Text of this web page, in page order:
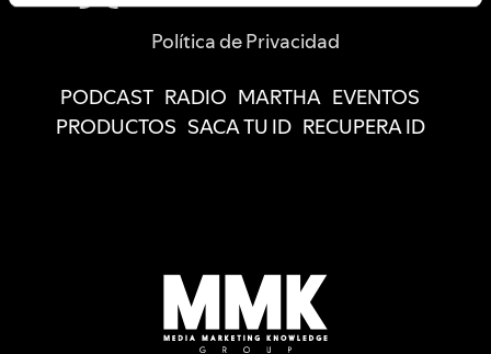
Política de Privacidad
PODCAST RADIO MARTHA EVENTOS
PRODUCTOS SACA TU ID RECUPERA ID